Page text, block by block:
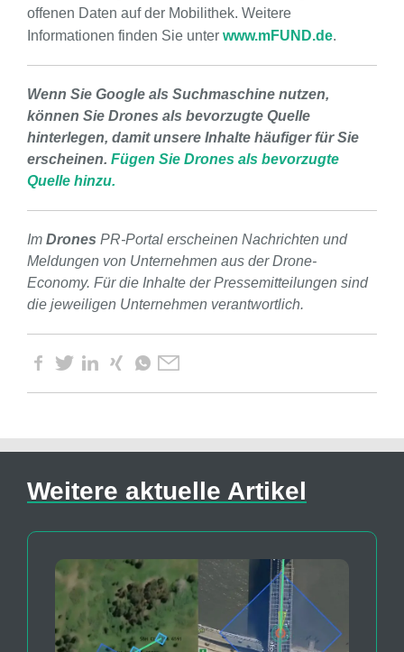
offenen Daten auf der Mobilithek. Weitere
Informationen finden Sie unter www.mFUND.de.
Wenn Sie Google als Suchmaschine nutzen,
können Sie Drones als bevorzugte Quelle
hinterlegen, damit unsere Inhalte häufiger für Sie
erscheinen. Fügen Sie Drones als bevorzugte
Quelle hinzu.
Im Drones PR-Portal erscheinen Nachrichten und
Meldungen von Unternehmen aus der Drone-
Economy. Für die Inhalte der Pressemitteilungen sind
die jeweiligen Unternehmen verantwortlich.
Weitere aktuelle Artikel